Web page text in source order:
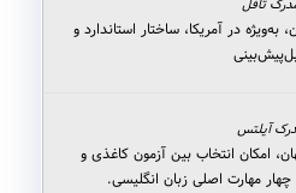
در آمریکا، ساختار استاندارد و
امکان انتخاب بین آزمون کاغذی و
چهار مهارت اصلی زبان انگلیسی.